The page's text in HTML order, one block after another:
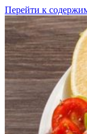
Перейти к